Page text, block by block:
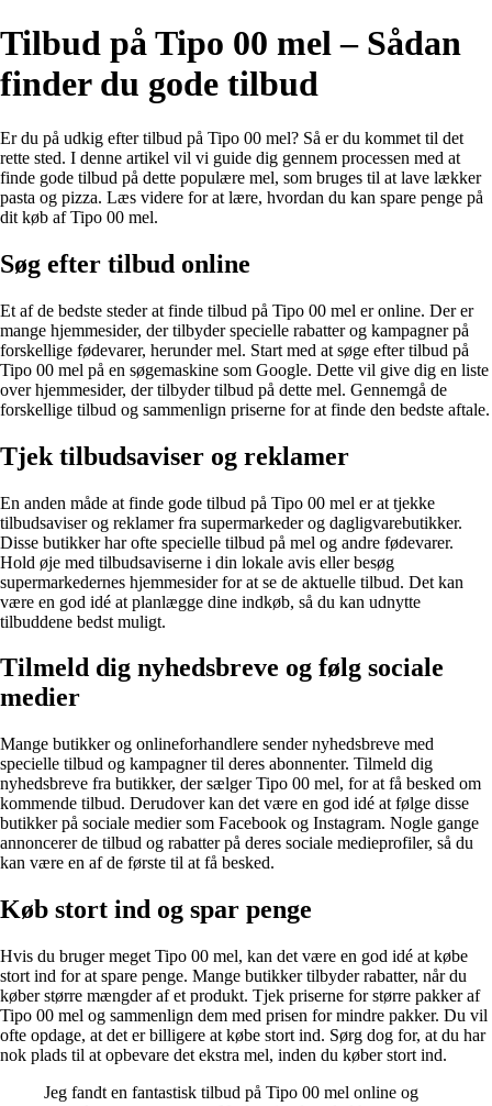
Tilbud på Tipo 00 mel – Sådan
finder du gode tilbud
Er du på udkig efter tilbud på Tipo 00 mel? Så er du kommet til det
rette sted. I denne artikel vil vi guide dig gennem processen med at
finde gode tilbud på dette populære mel, som bruges til at lave lækker
pasta og pizza. Læs videre for at lære, hvordan du kan spare penge på
dit køb af Tipo 00 mel.
Søg efter tilbud online
Et af de bedste steder at finde tilbud på Tipo 00 mel er online. Der er
mange hjemmesider, der tilbyder specielle rabatter og kampagner på
forskellige fødevarer, herunder mel. Start med at søge efter tilbud på
Tipo 00 mel på en søgemaskine som Google. Dette vil give dig en liste
over hjemmesider, der tilbyder tilbud på dette mel. Gennemgå de
forskellige tilbud og sammenlign priserne for at finde den bedste aftale.
Tjek tilbudsaviser og reklamer
En anden måde at finde gode tilbud på Tipo 00 mel er at tjekke
tilbudsaviser og reklamer fra supermarkeder og dagligvarebutikker.
Disse butikker har ofte specielle tilbud på mel og andre fødevarer.
Hold øje med tilbudsaviserne i din lokale avis eller besøg
supermarkedernes hjemmesider for at se de aktuelle tilbud. Det kan
være en god idé at planlægge dine indkøb, så du kan udnytte
tilbuddene bedst muligt.
Tilmeld dig nyhedsbreve og følg sociale
medier
Mange butikker og onlineforhandlere sender nyhedsbreve med
specielle tilbud og kampagner til deres abonnenter. Tilmeld dig
nyhedsbreve fra butikker, der sælger Tipo 00 mel, for at få besked om
kommende tilbud. Derudover kan det være en god idé at følge disse
butikker på sociale medier som Facebook og Instagram. Nogle gange
annoncerer de tilbud og rabatter på deres sociale medieprofiler, så du
kan være en af de første til at få besked.
Køb stort ind og spar penge
Hvis du bruger meget Tipo 00 mel, kan det være en god idé at købe
stort ind for at spare penge. Mange butikker tilbyder rabatter, når du
køber større mængder af et produkt. Tjek priserne for større pakker af
Tipo 00 mel og sammenlign dem med prisen for mindre pakker. Du vil
ofte opdage, at det er billigere at købe stort ind. Sørg dog for, at du har
nok plads til at opbevare det ekstra mel, inden du køber stort ind.
Jeg fandt en fantastisk tilbud på Tipo 00 mel online og